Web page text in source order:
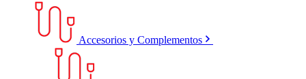
Accesorios y Complementos